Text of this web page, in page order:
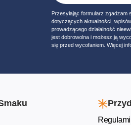
Przesyłając formularz
dotyczących aktualności,
prowadzącego działalność
jest dobrowolna i możesz ją
się przed wycofaniem. Więcej